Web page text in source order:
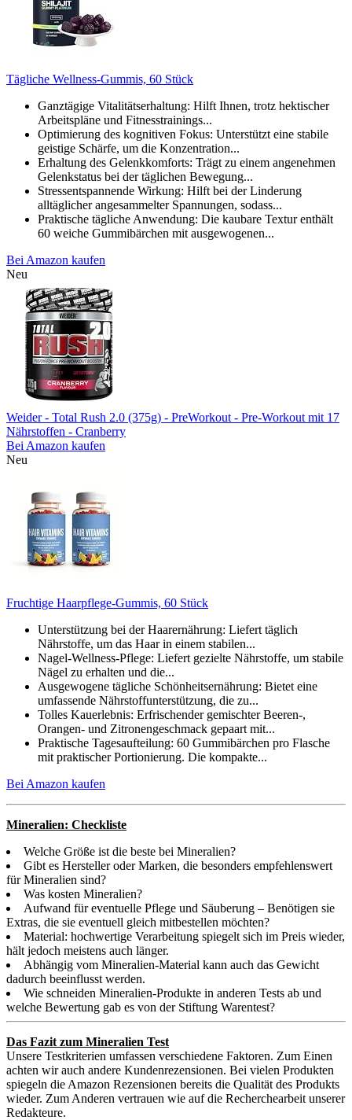
Tägliche Wellness-Gummis, 60 Stück
Ganztägige Vitalitätserhaltung: Hilft Ihnen, trotz hektischer
Arbeitspläne und Fitnesstrainings...
Optimierung des kognitiven Fokus: Unterstützt eine stabile
geistige Schärfe, um die Konzentration...
Erhaltung des Gelenkkomforts: Trägt zu einem angenehmen
Gelenkstatus bei der täglichen Bewegung...
Stressentspannende Wirkung: Hilft bei der Linderung
alltäglicher angesammelter Spannungen, sodass...
Praktische tägliche Anwendung: Die kaubare Textur enthält
60 weiche Gummibärchen mit ausgewogenen...
Bei Amazon kaufen
Neu
Weider - Total Rush 2.0 (375g) - PreWorkout - Pre-Workout mit 17
Nährstoffen - Cranberry
Bei Amazon kaufen
Neu
Fruchtige Haarpflege-Gummis, 60 Stück
Unterstützung bei der Haarernährung: Liefert täglich
Nährstoffe, um das Haar in einem stabilen...
Nagel-Wellness-Pflege: Liefert gezielte Nährstoffe, um stabile
Nägel zu erhalten und die...
Ausgewogene tägliche Schönheitsernährung: Bietet eine
umfassende Nährstoffunterstützung, die zu...
Tolles Kauerlebnis: Erfrischender gemischter Beeren-,
Orangen- und Zitronengeschmack gepaart mit...
Praktische Tagesaufteilung: 60 Gummibärchen pro Flasche
mit praktischer Portionierung. Die kompakte...
Bei Amazon kaufen
Mineralien: Checkliste
Welche Größe ist die beste bei Mineralien?
Gibt es Hersteller oder Marken, die besonders empfehlenswert
für Mineralien sind?
Was kosten Mineralien?
Aufwand für eventuelle Pflege und Säuberung – Benötigen sie
Extras, die sie eventuell gleich mitbestellen möchten?
Material: hochwertige Verarbeitung spiegelt sich im Preis wieder,
hält jedoch meistens auch länger.
Abhängig vom Mineralien-Material kann auch das Gewicht
dadurch beeinflusst werden.
Wie schneiden Mineralien-Produkte in anderen Tests ab und
welche Bewertung gab es von der Stiftung Warentest?
Das Fazit zum Mineralien Test
Unsere Testkriterien umfassen verschiedene Faktoren. Zum Einen
achten wir auch andere Kundenrezensionen. Bei vielen Produkten
spiegeln die Amazon Rezensionen bereits die Qualität des Produkts
wieder. Zum Anderen vertrauen wie auf die Recherchearbeit unserer
Redakteure.